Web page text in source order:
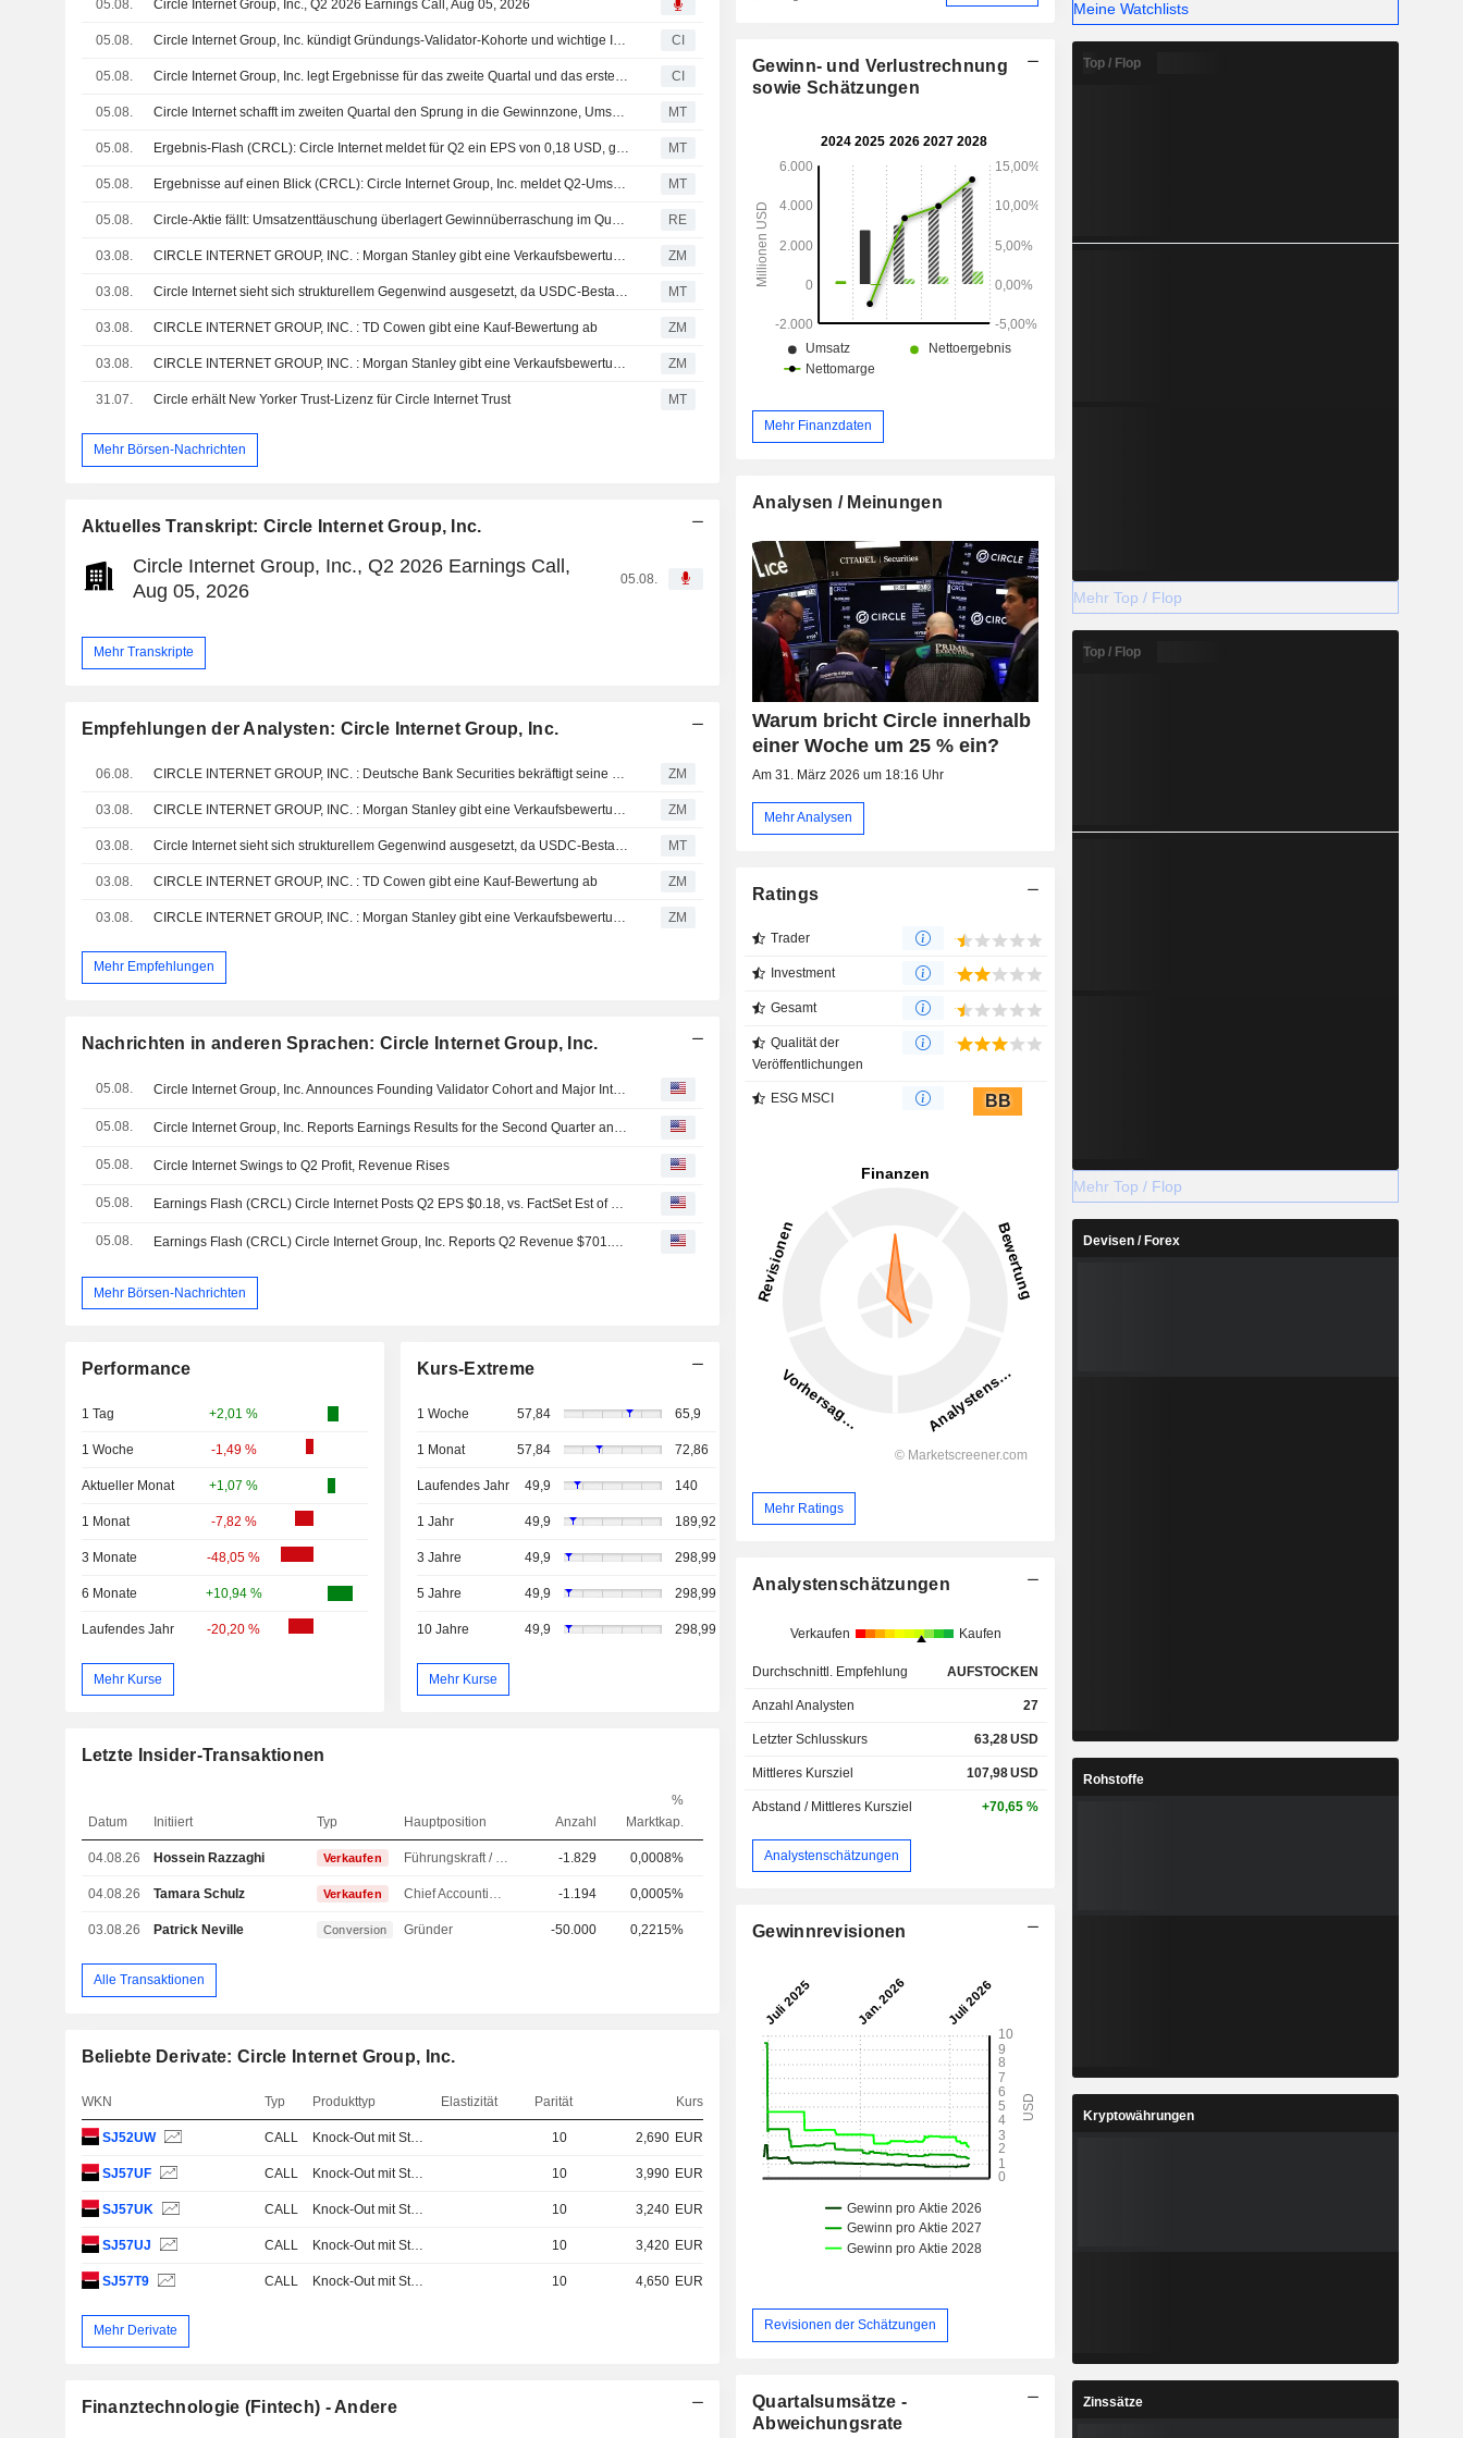
05.08. Circle Internet Group, Inc., Q2 2026 Earnings Call, Aug 05, 2026
05.08. Circle Internet Group, Inc. kündigt Gründungs-Validator-Kohorte und wichtige Integrationen für Arc vor dem Mainnet-Start an CI
05.08. Circle Internet Group, Inc. legt Ergebnisse für das zweite Quartal und das erste Halbjahr bis zum 30. Juni 2026 vor CI
05.08. Circle Internet schafft im zweiten Quartal den Sprung in die Gewinnzone, Umsatz steigt MT
05.08. Ergebnis-Flash (CRCL): Circle Internet meldet für Q2 ein EPS von 0,18 USD, gegenüber einer FactSet-Schätzung von 0,16 USD MT
05.08. Ergebnisse auf einen Blick (CRCL): Circle Internet Group, Inc. meldet Q2-Umsatz von 701,0 Mio. USD, gegenüber FactSet-Schätzung von 713,1 Mio. USD MT
05.08. Circle-Aktie fällt: Umsatzenttäuschung überlagert Gewinnüberraschung im Quartal RE
03.08. CIRCLE INTERNET GROUP, INC. : Morgan Stanley gibt eine Verkaufsbewertung ab ZM
03.08. Circle Internet sieht sich strukturellem Gegenwind ausgesetzt, da USDC-Bestand schrumpft, sagt Morgan Stanley MT
03.08. CIRCLE INTERNET GROUP, INC. : TD Cowen gibt eine Kauf-Bewertung ab ZM
03.08. CIRCLE INTERNET GROUP, INC. : Morgan Stanley gibt eine Verkaufsbewertung ab ZM
31.07. Circle erhält New Yorker Trust-Lizenz für Circle Internet Trust MT
Mehr Börsen-Nachrichten
Aktuelles Transkript: Circle Internet Group, Inc.
Circle Internet Group, Inc., Q2 2026 Earnings Call,
Aug 05, 2026
05.08.
Mehr Transkripte
Empfehlungen der Analysten: Circle Internet Group, Inc.
06.08. ZM
03.08. ZM
03.08. MT
03.08. CIRCLE INTERNET GROUP, INC. : TD Cowen gibt eine Kauf-Bewertung ab ZM
03.08. ZM
Mehr Empfehlungen
Nachrichten in anderen Sprachen: Circle Internet Group, Inc.
05.08. Circle Internet Group, Inc. Announces Founding Validator Cohort and Major Integrations for Arc Ahead of Mainnet Launch
05.08. Circle Internet Group, Inc. Reports Earnings Results for the Second Quarter and Six Months Ended June 30, 2026
05.08. Circle Internet Swings to Q2 Profit, Revenue Rises
05.08. Earnings Flash (CRCL) Circle Internet Posts Q2 EPS $0.18, vs. FactSet Est of $0.16
05.08. Earnings Flash (CRCL) Circle Internet Group, Inc. Reports Q2 Revenue $701.0M, vs. FactSet Est of $713.1M
Mehr Börsen-Nachrichten
Performance
1 Tag +2,01 %
1 Woche -1,49 %
Aktueller Monat +1,07 %
1 Monat -7,82 %
3 Monate -48,05 %
6 Monate +10,94 %
Laufendes Jahr -20,20 %
Mehr Kurse
Kurs-Extreme
1 Woche 57,84 65,9
1 Monat 57,84 72,86
Laufendes Jahr 49,9 140
1 Jahr 49,9 189,92
3 Jahre 49,9 298,99
5 Jahre 49,9 298,99
10 Jahre 49,9 298,99
Mehr Kurse
Letzte Insider-Transaktionen
Datum Initiiert Typ Hauptposition Anzahl
%
Marktkap.
04.08.26 Hossein Razzaghi Verkaufen Führungskraft / leitender Angestellter -1.829 0,0008%
04.08.26 Tamara Schulz Verkaufen Chief Accounting Officer -1.194 0,0005%
03.08.26 Patrick Neville Conversion Gründer -50.000 0,2215%
Alle Transaktionen
Beliebte Derivate: Circle Internet Group, Inc.
WKN Typ Produkttyp Elastizität Parität Kurs
SJ52UW CALL 10 2,690 EUR
SJ57UF CALL 10 3,990 EUR
SJ57UK CALL 10 3,240 EUR
SJ57UJ CALL 10 3,420 EUR
SJ57T9 CALL 10 4,650 EUR
Mehr Derivate
Finanztechnologie (Fintech) - Andere
Gewinn- und Verlustrechnung
sowie Schätzungen
Mehr Finanzdaten
Analysen / Meinungen
Warum bricht Circle innerhalb
einer Woche um 25 % ein?
Am 31. März 2026 um 18:16 Uhr
Mehr Analysen
Ratings
Trader
Investment
Gesamt
Qualität der
Veröffentlichungen
ESG MSCI BB
Mehr Ratings
Analystenschätzungen
Verkaufen Kaufen
Durchschnittl. Empfehlung AUFSTOCKEN
Anzahl Analysten 27
Letzter Schlusskurs 63,28USD
Mittleres Kursziel 107,98USD
Abstand / Mittleres Kursziel +70,65 %
Analystenschätzungen
Gewinnrevisionen
Revisionen der Schätzungen
Quartalsumsätze -
Abweichungsrate
Meine Watchlists
Top / Flop
Mehr Top / Flop
Top / Flop
Mehr Top / Flop
Devisen / Forex
Rohstoffe
Kryptowährungen
Zinssätze